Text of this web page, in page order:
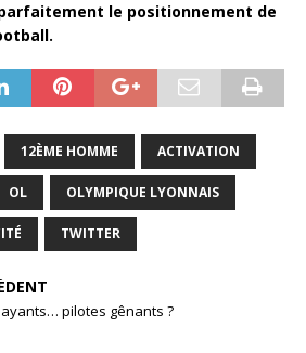
le positionnement de
12ÈME HOMME ACTIVATION
OL OLYMPIQUE LYONNAIS
TWITTER
pilotes gênants ?